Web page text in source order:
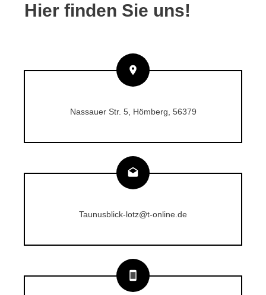
Hier finden Sie uns!
Nassauer Str. 5, Hömberg, 56379
Taunusblick-lotz@t-online.de